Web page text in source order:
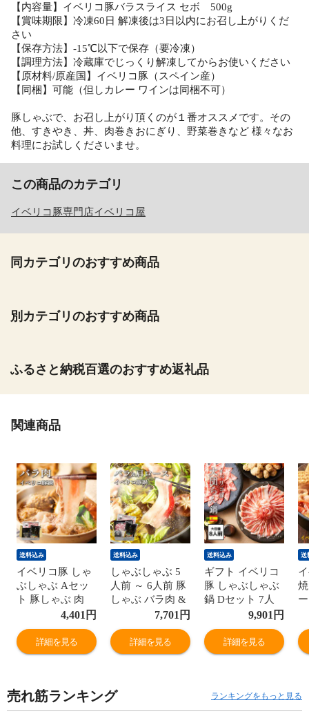
【内容量】イベリコ豚バラスライス セボ 500g
【賞味期限】冷凍60日 解凍後は3日以内にお召し上がりくだ
さい
【保存方法】-15℃以下で保存（要冷凍）
【調理方法】冷蔵庫でじっくり解凍してからお使いください
【原材料/原産国】イベリコ豚（スペイン産）
【同梱】可能（但しカレー ワインは同梱不可）
豚しゃぶで、お召し上がり頂くのが１番オススメです。その
他、すきやき、丼、肉巻きおにぎり、野菜巻きなど 様々なお
料理にお試しくださいませ。
この商品のカテゴリ
イベリコ豚専門店イベリコ屋
同カテゴリのおすすめ商品
別カテゴリのおすすめ商品
ふるさと納税百選のおすすめ返礼品
関連商品
送料込み
イベリコ豚 しゃ
ぶしゃぶ Aセッ
ト 豚しゃぶ 肉
鍋 セット 3～4人
前 豚肉 バラ ス
ライス 選べる だ
し つくね 付き
ルメ 豚バラ お買
い得 冷凍
4,401 円
詳細を見る
送料込み
しゃぶしゃぶ 5
人前 ～ 6人前 豚
しゃぶ バラ肉 &
肩ロース つくね
6個 鍋だし 付き
お取り寄せグル
メ 豚肉 お鍋 ギ
ット400
7,701 円
詳細を見る
送料込み
ギフト イベリコ
豚 しゃぶしゃぶ
鍋 Dセット 7人
前 ～ 8人前 鍋の
素 つくね 付き
ギフト お取り寄
せ 冷凍
9,901 円
詳細を見る
送
売れ筋ランキング ランキングをもっと見る